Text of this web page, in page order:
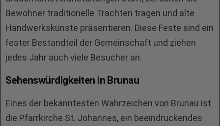
Bewohner traditionelle Trachten tragen und alte
Handwerkskünste präsentieren. Diese Feste sind ein
fester Bestandteil der Gemeinschaft und ziehen
jedes Jahr auch viele Besucher an.
Sehenswürdigkeiten in Brunau
Eines der bekanntesten Wahrzeichen von Brunau ist
die Pfarrkirche St. Johannes, ein beeindruckendes